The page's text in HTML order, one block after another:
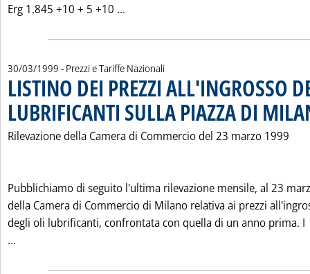
Erg 1.845 +10 + 5 +10 ...
30/03/1999 - Prezzi e Tariffe Nazionali
LISTINO DEI PREZZI ALL'INGROSSO
LUBRIFICANTI SULLA PIAZZA DI
Rilevazione della Camera di Commercio del 23 marzo 1999
Pubblichiamo di seguito l'ultima rilevazione mensile, al 23
della Camera di Commercio di Milano relativa ai prezzi
degli oli lubrificanti, confrontata con quella di un anno prima. I
...